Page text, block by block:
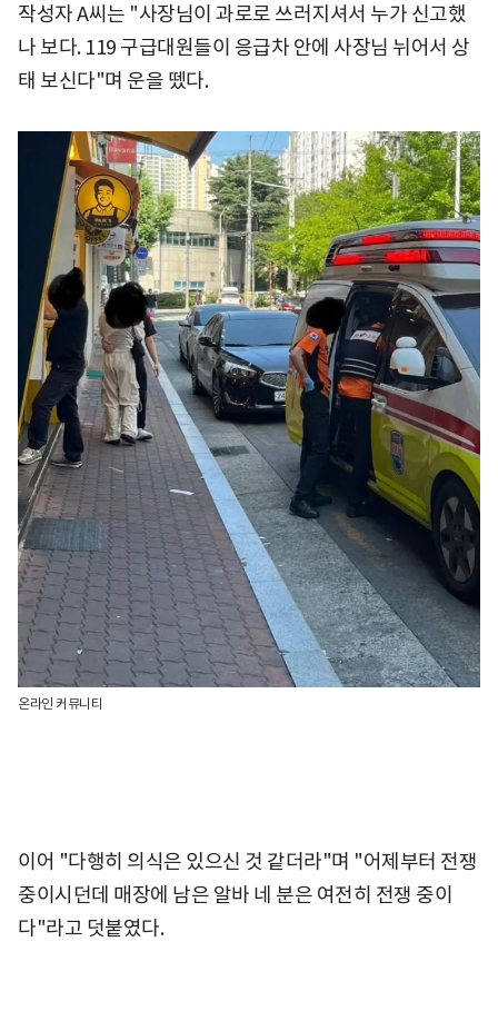
작성자 A씨는 "사장님이 과로로 쓰러지셔서 누가 신고했
나 보다. 119 구급대원들이 응급차 안에 사장님 뉘어서 상
태 보신다"며 운을 뗐다.
온라인 커뮤니티
이어 "다행히 의식은 있으신 것 같더라"며 "어제부터 전쟁
중이시던데 매장에 남은 알바 네 분은 여전히 전쟁 중이
다"라고 덧붙였다.